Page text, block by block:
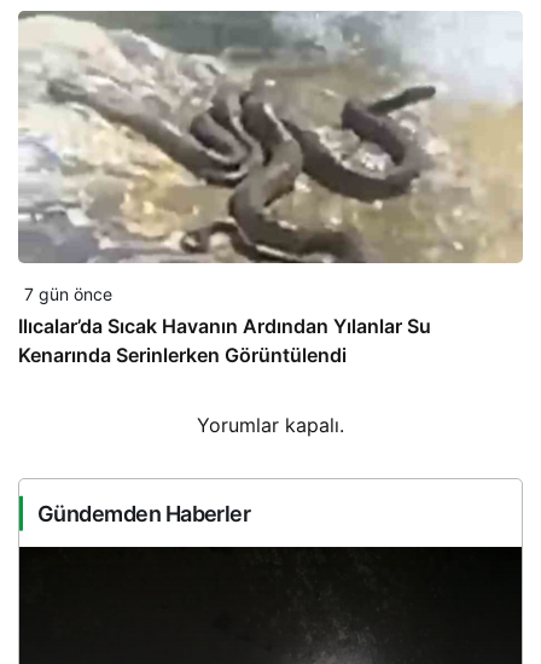
7 gün önce
Ilıcalar’da Sıcak Havanın Ardından Yılanlar Su
Kenarında Serinlerken Görüntülendi
Yorumlar kapalı.
Gündemden Haberler